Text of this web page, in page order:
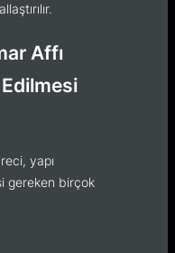
Affı
yapı
gereken birçok